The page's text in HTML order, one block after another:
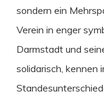
sondern ein
Verein in enger
Darmstadt und
solidarisch, kennen